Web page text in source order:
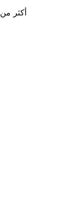
أكثر من 113 مليون عملية تنزيل من جميع أنحاء العالم